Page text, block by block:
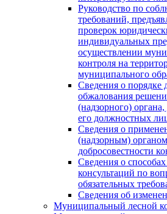
Руководство по
требований,
проверок
индивидуальных
осуществлении
контроля на
муниципального
Сведения о порядке
обжалования
(надзорного)
его должностных
Сведения о
(надзорным)
добросовестности
Сведения о
консультаций по
обязательных
Сведения об
Муниципальный лесной